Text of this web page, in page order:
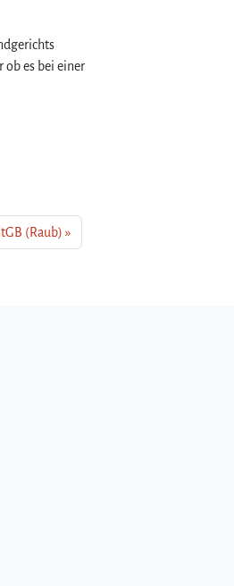
ob es bei einer
(Raub)